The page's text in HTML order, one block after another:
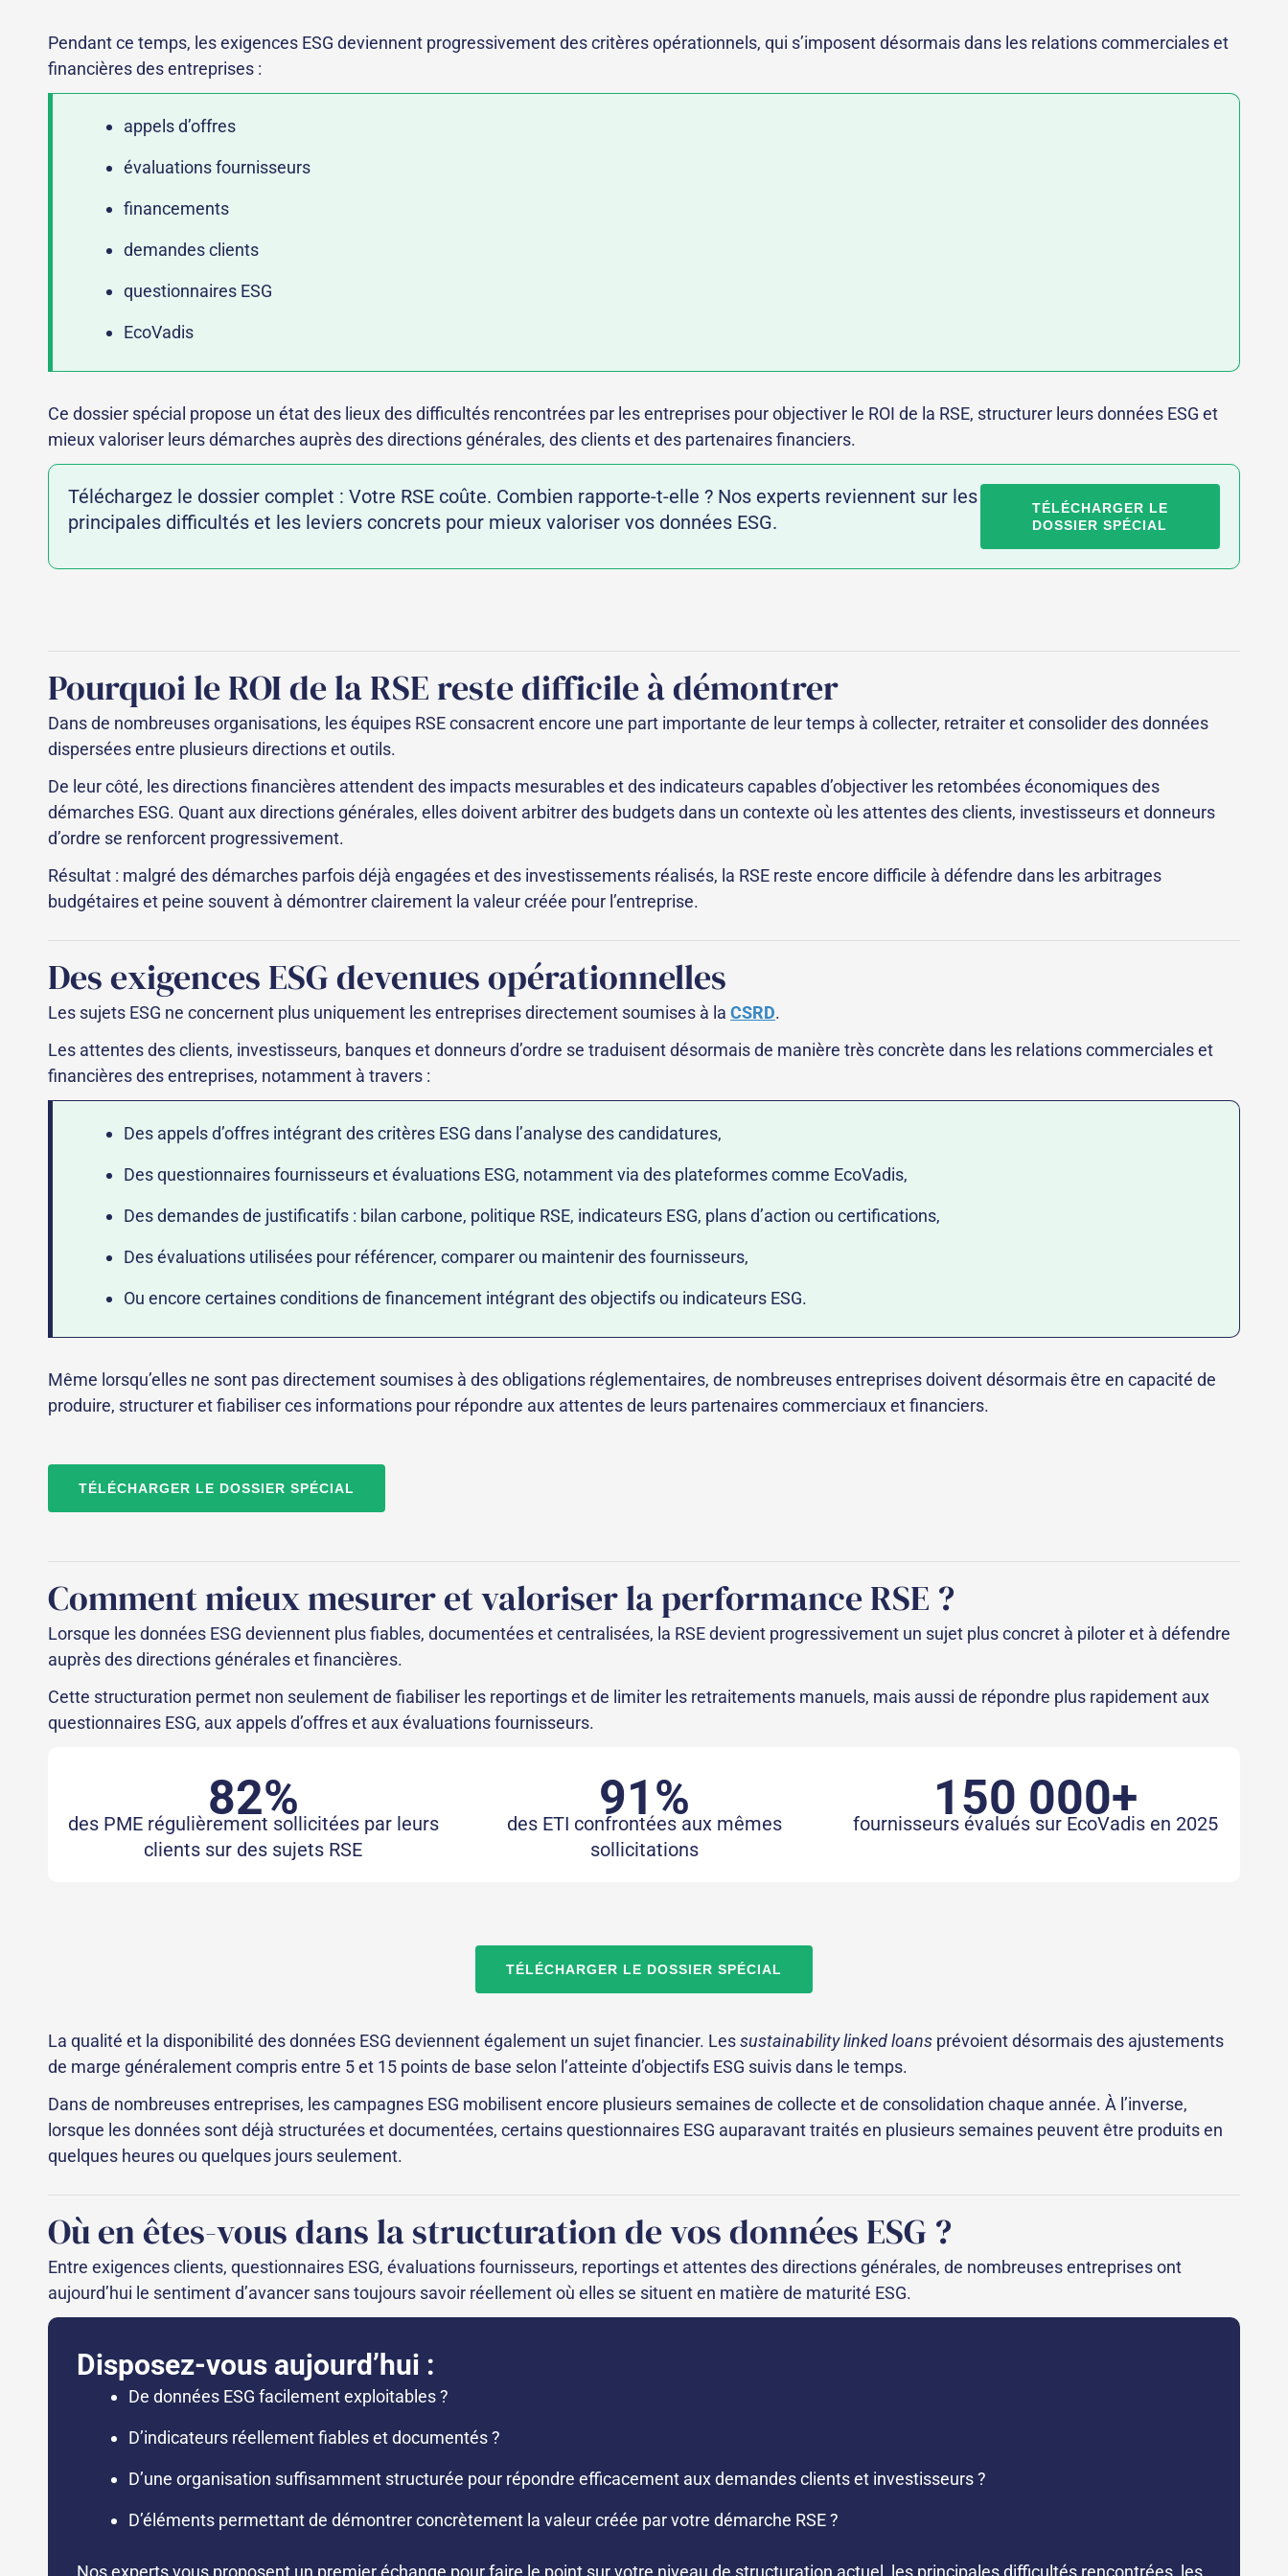
Pendant ce temps, les exigences ESG deviennent progressivement des critères opérationnels, qui s’imposent désormais dans les relations commerciales et
financières des entreprises :
appels d’offres
évaluations fournisseurs
financements
demandes clients
questionnaires ESG
EcoVadis
Ce dossier spécial propose un état des lieux des difficultés rencontrées par les entreprises pour objectiver le ROI de la RSE, structurer leurs données ESG et
mieux valoriser leurs démarches auprès des directions générales, des clients et des partenaires financiers.
Téléchargez le dossier complet : Votre RSE coûte. Combien rapporte-t-elle ? Nos experts reviennent sur les
principales difficultés et les leviers concrets pour mieux valoriser vos données ESG.
TÉLÉCHARGER LE
DOSSIER SPÉCIAL
Pourquoi le ROI de la RSE reste difficile à démontrer
Dans de nombreuses organisations, les équipes RSE consacrent encore une part importante de leur temps à collecter, retraiter et consolider des données
dispersées entre plusieurs directions et outils.
De leur côté, les directions financières attendent des impacts mesurables et des indicateurs capables d’objectiver les retombées économiques des
démarches ESG. Quant aux directions générales, elles doivent arbitrer des budgets dans un contexte où les attentes des clients, investisseurs et donneurs
d’ordre se renforcent progressivement.
Résultat : malgré des démarches parfois déjà engagées et des investissements réalisés, la RSE reste encore difficile à défendre dans les arbitrages
budgétaires et peine souvent à démontrer clairement la valeur créée pour l’entreprise.
Des exigences ESG devenues opérationnelles
Les sujets ESG ne concernent plus uniquement les entreprises directement soumises à la CSRD.
Les attentes des clients, investisseurs, banques et donneurs d’ordre se traduisent désormais de manière très concrète dans les relations commerciales et
financières des entreprises, notamment à travers :
Des appels d’offres intégrant des critères ESG dans l’analyse des candidatures,
Des questionnaires fournisseurs et évaluations ESG, notamment via des plateformes comme EcoVadis,
Des demandes de justificatifs : bilan carbone, politique RSE, indicateurs ESG, plans d’action ou certifications,
Des évaluations utilisées pour référencer, comparer ou maintenir des fournisseurs,
Ou encore certaines conditions de financement intégrant des objectifs ou indicateurs ESG.
Même lorsqu’elles ne sont pas directement soumises à des obligations réglementaires, de nombreuses entreprises doivent désormais être en capacité de
produire, structurer et fiabiliser ces informations pour répondre aux attentes de leurs partenaires commerciaux et financiers.
TÉLÉCHARGER LE DOSSIER SPÉCIAL
Comment mieux mesurer et valoriser la performance RSE ?
Lorsque les données ESG deviennent plus fiables, documentées et centralisées, la RSE devient progressivement un sujet plus concret à piloter et à défendre
auprès des directions générales et financières.
Cette structuration permet non seulement de fiabiliser les reportings et de limiter les retraitements manuels, mais aussi de répondre plus rapidement aux
questionnaires ESG, aux appels d’offres et aux évaluations fournisseurs.
82%
des PME régulièrement sollicitées par leurs
clients sur des sujets RSE
91%
des ETI confrontées aux mêmes
sollicitations
150 000+
fournisseurs évalués sur EcoVadis en 2025
TÉLÉCHARGER LE DOSSIER SPÉCIAL
La qualité et la disponibilité des données ESG deviennent également un sujet financier. Lessustainability linked loans prévoient désormais des ajustements
de marge généralement compris entre 5 et 15 points de base selon l’atteinte d’objectifs ESG suivis dans le temps.
Dans de nombreuses entreprises, les campagnes ESG mobilisent encore plusieurs semaines de collecte et de consolidation chaque année. À l’inverse,
lorsque les données sont déjà structurées et documentées, certains questionnaires ESG auparavant traités en plusieurs semaines peuvent être produits en
quelques heures ou quelques jours seulement.
Où en êtes-vous dans la structuration de vos données ESG ?
Entre exigences clients, questionnaires ESG, évaluations fournisseurs, reportings et attentes des directions générales, de nombreuses entreprises ont
aujourd’hui le sentiment d’avancer sans toujours savoir réellement où elles se situent en matière de maturité ESG.
Disposez-vous aujourd’hui :
De données ESG facilement exploitables ?
D’indicateurs réellement fiables et documentés ?
D’une organisation suffisamment structurée pour répondre efficacement aux demandes clients et investisseurs ?
D’éléments permettant de démontrer concrètement la valeur créée par votre démarche RSE ?
Nos experts vous proposent un premier échange pour faire le point sur votre niveau de structuration actuel, les principales difficultés rencontrées, les